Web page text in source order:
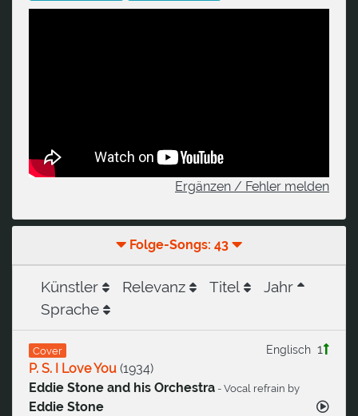
Ergänzen / Fehler melden
Folge-Songs: 43
Künstler Relevanz Titel
Jahr
Sprache
Cover 1
Englisch
P. S. I Love You (1934)
Eddie Stone and his Orchestra - Vocal refrain by
Eddie Stone